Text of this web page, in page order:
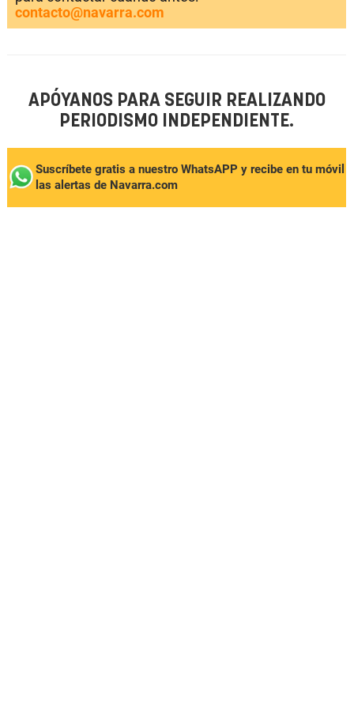
contacto@navarra.com
APÓYANOS PARA SEGUIR REALIZANDO
PERIODISMO INDEPENDIENTE.
Suscríbete gratis a nuestro WhatsAPP y recibe en tu móvil
las alertas de Navarra.com